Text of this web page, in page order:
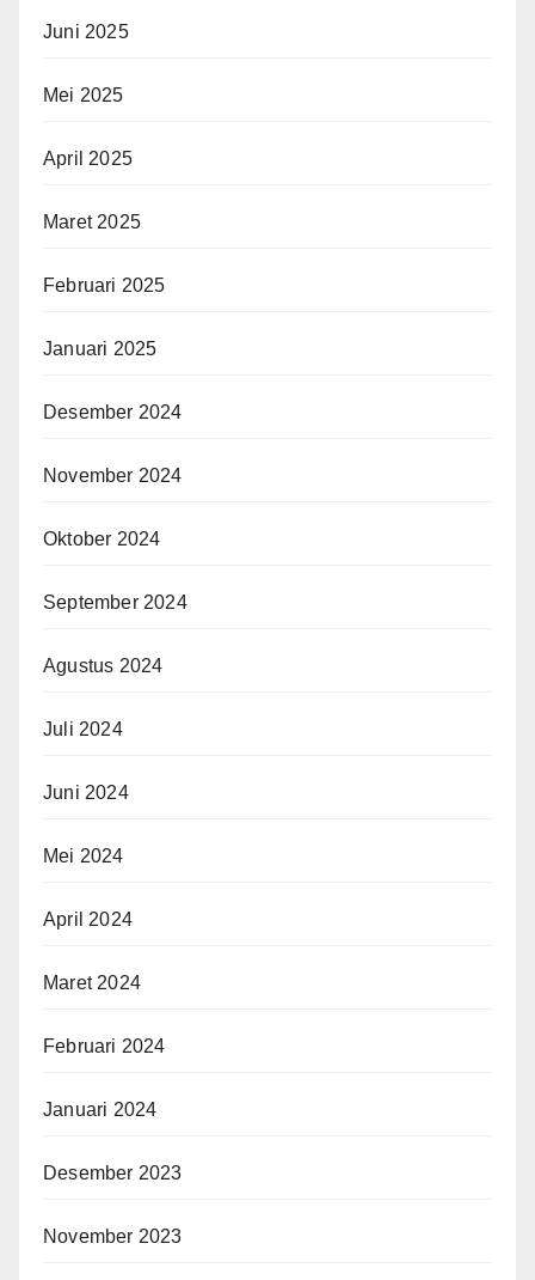
Juni 2025
Mei 2025
April 2025
Maret 2025
Februari 2025
Januari 2025
Desember 2024
November 2024
Oktober 2024
September 2024
Agustus 2024
Juli 2024
Juni 2024
Mei 2024
April 2024
Maret 2024
Februari 2024
Januari 2024
Desember 2023
November 2023